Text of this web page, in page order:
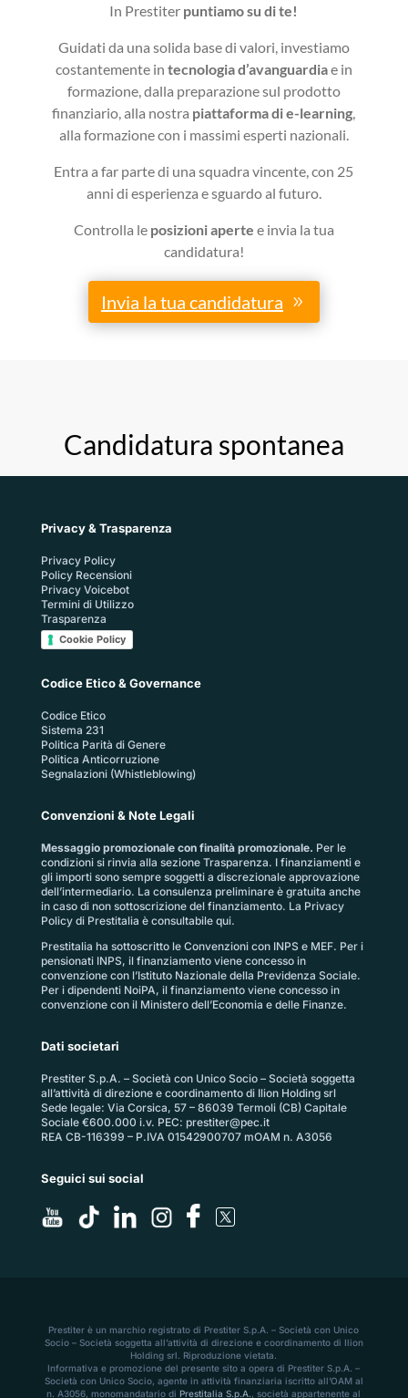
In Prestiter puntiamo su di te!
Guidati da una solida base di valori, investiamo
costantemente in tecnologia d’avanguardiae in
formazione, dalla preparazione sul prodotto
finanziario, alla nostra piattaforma di e-learning,
alla formazione con i massimi esperti nazionali.
Entra a far parte di una squadra vincente, con 25
anni di esperienza e sguardo al futuro.
Controlla le posizioni aperte e invia la tua
candidatura!
Invia la tua candidatura
Candidatura spontanea
Privacy & Trasparenza
Privacy Policy
Policy Recensioni
Privacy Voicebot
Termini di Utilizzo
Trasparenza
Cookie Policy
Codice Etico & Governance
Codice Etico
Sistema 231
Politica Parità di Genere
Politica Anticorruzione
Segnalazioni (Whistleblowing)
Convenzioni & Note Legali
Messaggio promozionale con finalità promozionale. Per le
condizioni si rinvia alla sezione Trasparenza. I finanziamenti e
gli importi sono sempre soggetti a discrezionale approvazione
dell’intermediario. La consulenza preliminare è gratuita anche
in caso di non sottoscrizione del finanziamento. La Privacy
Policy di Prestitalia è consultabile qui.
Prestitalia ha sottoscritto le Convenzioni con INPS e MEF. Per i
pensionati INPS, il finanziamento viene concesso in
convenzione con l’Istituto Nazionale della Previdenza Sociale.
Per i dipendenti NoiPA, il finanziamento viene concesso in
convenzione con il Ministero dell’Economia e delle Finanze.
Dati societari
Prestiter S.p.A. – Società con Unico Socio – Società soggetta
all’attività di direzione e coordinamento di Ilion Holding srl
Sede legale: Via Corsica, 57 – 86039 Termoli (CB) Capitale
Sociale €600.000 i.v. PEC: prestiter@pec.it
REA CB-116399 – P.IVA 01542900707 mOAM n. A3056
Seguici sui social
Prestiter è un marchio registrato di Prestiter S.p.A. – Società con Unico
Socio – Società soggetta all’attività di direzione e coordinamento di Ilion
Holding srl. Riproduzione vietata.
Informativa e promozione del presente sito a opera di Prestiter S.p.A. –
Società con Unico Socio, agente in attività finanziaria iscritto all’OAM al
n. A3056, monomandatario di Prestitalia S.p.A., società appartenente al